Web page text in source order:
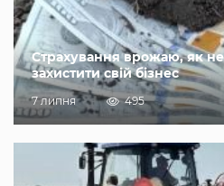
Страхування врожаю, як
захистити свій бізнес
7 липня 495